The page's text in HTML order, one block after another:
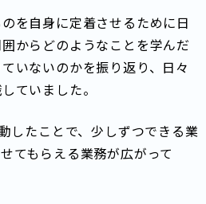
を自身に定着させるために日
からどのようなことを学んだ
いないのかを振り返り、日々
ていました。
したことで、少しずつできる業
てもらえる業務が広がって